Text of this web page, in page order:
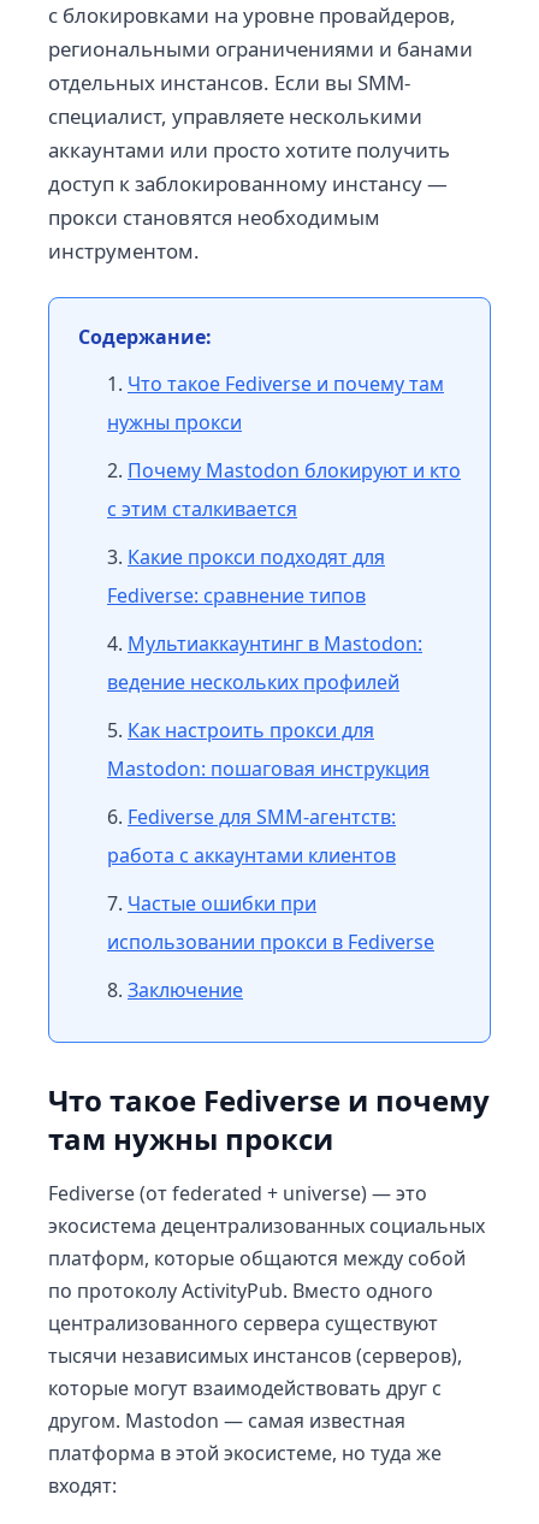
с блокировками на уровне провайдеров,
региональными ограничениями и банами
отдельных инстансов. Если вы SMM-
специалист, управляете несколькими
аккаунтами или просто хотите получить
доступ к заблокированному инстансу —
прокси становятся необходимым
инструментом.
Содержание:
Что такое Fediverse и почему там
нужны прокси
Почему Mastodon блокируют и кто
с этим сталкивается
Какие прокси подходят для
Fediverse: сравнение типов
Мультиаккаунтинг в Mastodon:
ведение нескольких профилей
Как настроить прокси для
Mastodon: пошаговая инструкция
Fediverse для SMM-агентств:
работа с аккаунтами клиентов
Частые ошибки при
использовании прокси в Fediverse
Заключение
Что такое Fediverse и почему
там нужны прокси
Fediverse (от federated + universe) — это
экосистема децентрализованных социальных
платформ, которые общаются между собой
по протоколу ActivityPub. Вместо одного
централизованного сервера существуют
тысячи независимых инстансов (серверов),
которые могут взаимодействовать друг с
другом. Mastodon — самая известная
платформа в этой экосистеме, но туда же
входят: